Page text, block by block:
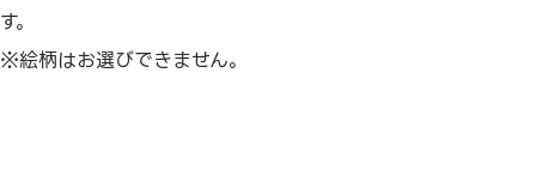
す。
※絵柄はお選びできません。